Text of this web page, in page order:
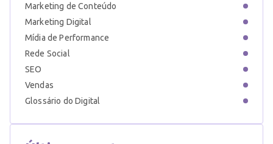
Marketing de Conteúdo
Marketing Digital
Mídia de Performance
Rede Social
SEO
Vendas
Glossário do Digital